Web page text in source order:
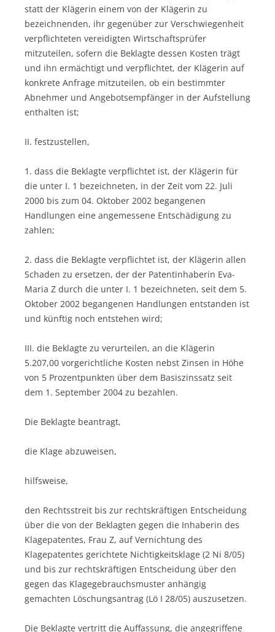
statt der Klägerin einem von der Klägerin zu
bezeichnenden, ihr gegenüber zur Verschwiegenheit
verpflichteten vereidigten Wirtschaftsprüfer
mitzuteilen, sofern die Beklagte dessen Kosten trägt
und ihn ermächtigt und verpflichtet, der Klägerin auf
konkrete Anfrage mitzuteilen, ob ein bestimmter
Abnehmer und Angebotsempfänger in der Aufstellung
enthalten ist;
II. festzustellen,
1. dass die Beklagte verpflichtet ist, der Klägerin für
die unter I. 1 bezeichneten, in der Zeit vom 22. Juli
2000 bis zum 04. Oktober 2002 begangenen
Handlungen eine angemessene Entschädigung zu
zahlen;
2. dass die Beklagte verpflichtet ist, der Klägerin allen
Schaden zu ersetzen, der der Patentinhaberin Eva-
Maria Z durch die unter I. 1 bezeichneten, seit dem 5.
Oktober 2002 begangenen Handlungen entstanden ist
und künftig noch entstehen wird;
III. die Beklagte zu verurteilen, an die Klägerin 
5.207,00 vorgerichtliche Kosten nebst Zinsen in Höhe
von 5 Prozentpunkten über dem Basiszinssatz seit
dem 1. September 2004 zu bezahlen.
Die Beklagte beantragt,
die Klage abzuweisen,
hilfsweise,
den Rechtsstreit bis zur rechtskräftigen Entscheidung
über die von der Beklagten gegen die Inhaberin des
Klagepatentes, Frau Z, auf Vernichtung des
Klagepatentes gerichtete Nichtigkeitsklage (2 Ni 8/05)
und bis zur rechtskräftigen Entscheidung über den
gegen das Klagegebrauchsmuster anhängig
gemachten Löschungsantrag (Lö I 28/05) auszusetzen.
Die Beklagte vertritt die Auffassung, die angegriffene